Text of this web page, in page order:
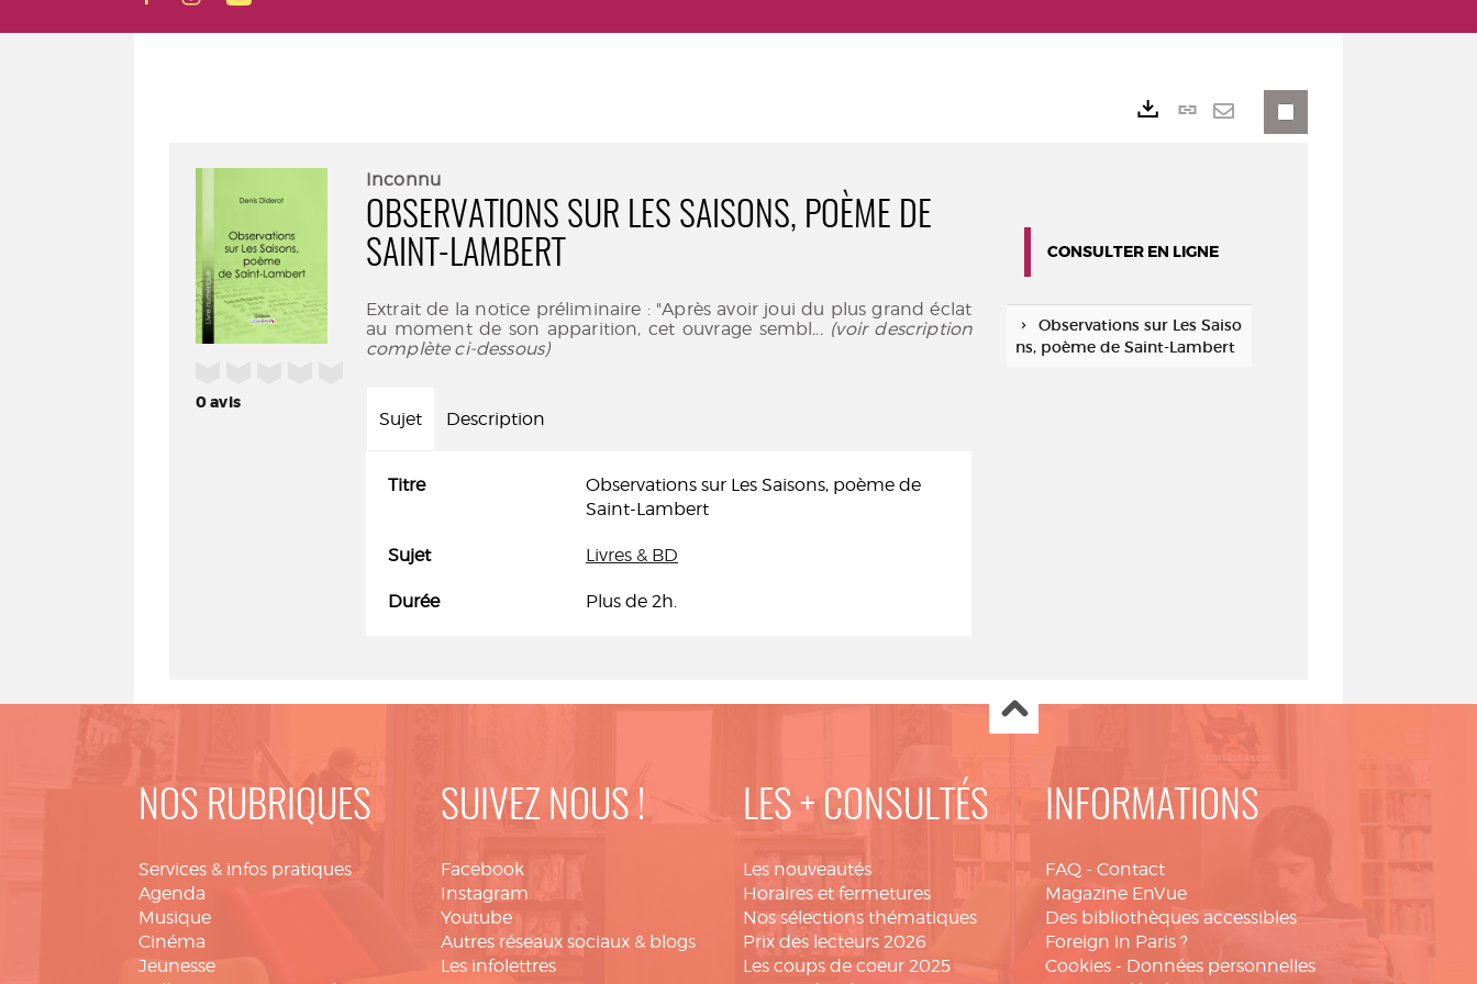
0avis
Inconnu
OBSERVATIONS SUR LES SAISONS, POÈME DE
SAINT-LAMBERT
Extrait de la notice préliminaire : "Après avoir joui du plus grand éclat
au moment de son apparition, cet ouvrage sembl... (voir description
complète ci-dessous)
Sujet Description
Titre
Observations sur Les Saisons, poème de
Saint-Lambert
Sujet Livres & BD
Durée Plus de 2h.
Lien
CONSULTER EN LIGNE
Observations sur Les Saiso
ns, poème de Saint-Lambert
NOS RUBRIQUES
Services & infos pratiques
Agenda
Musique
Cinéma
Jeunesse
SUIVEZ NOUS !
Facebook
Instagram
Youtube
Autres réseaux sociaux & blogs
Les infolettres
LES + CONSULTÉS
Les nouveautés
Horaires et fermetures
Nos sélections thématiques
Prix des lecteurs 2026
Les coups de coeur 2025
INFORMATIONS
FAQ - Contact
Magazine EnVue
Des bibliothèques accessibles
Foreign in Paris ?
Cookies - Données personnelles